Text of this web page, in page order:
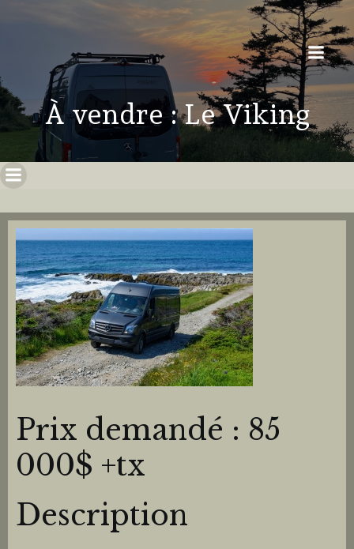
À vendre : Le Viking
Prix demandé : 85
000$ +tx
Description